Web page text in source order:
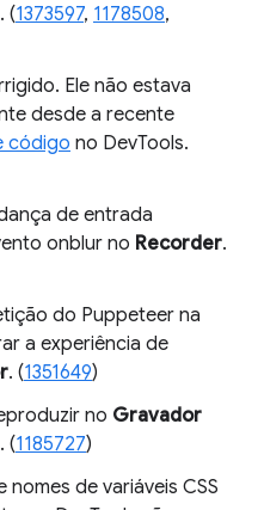
(1373597, 1178508,
Ele não estava
desde a recente
código no DevTools.
de entrada
onblur no Recorder.
do Puppeteer na
a experiência de
. (1351649)
no Gravador
(1185727)
nomes de variáveis CSS